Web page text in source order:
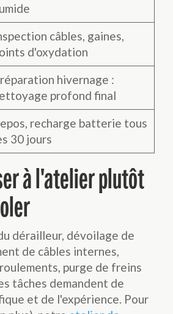
câbles, gaines,
d'oxydation
hivernage :
profond final
recharge batterie tous
30 jours
à l'atelier plutôt
dérailleur, dévoilage de
de câbles internes,
purge de freins
tâches demandent de
et de l'expérience. Pour